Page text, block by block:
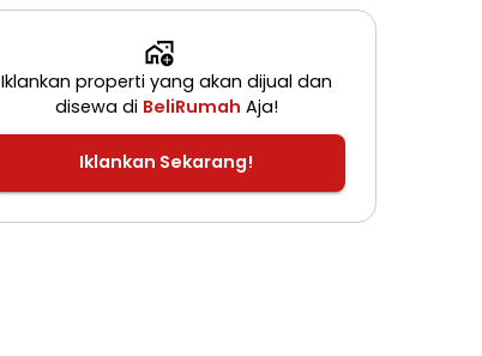
Iklankan properti yang akan dijual dan
disewa di BeliRumah Aja!
Iklankan Sekarang!